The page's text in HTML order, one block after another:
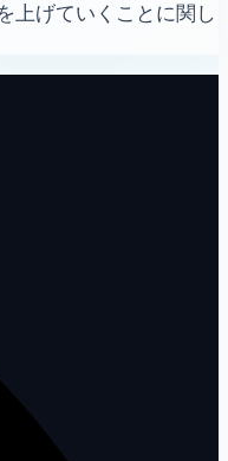
上げていくことに関し